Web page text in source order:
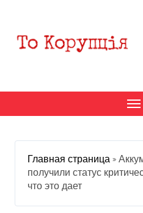
содержанию
Главная страница »
получили статус
что это дает